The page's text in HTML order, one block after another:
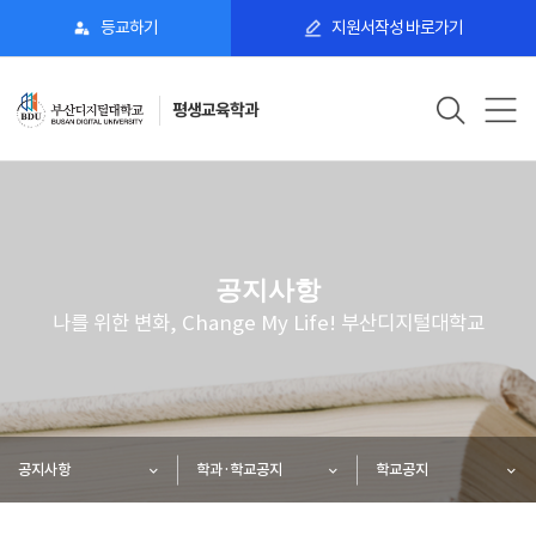
등교하기 지원서작성 바로가기
평생교육학과
공지사항
나를 위한 변화, Change My Life! 부산디지털대학교
공지사항 학과·학교공지 학교공지